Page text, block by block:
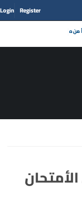
Register
Login